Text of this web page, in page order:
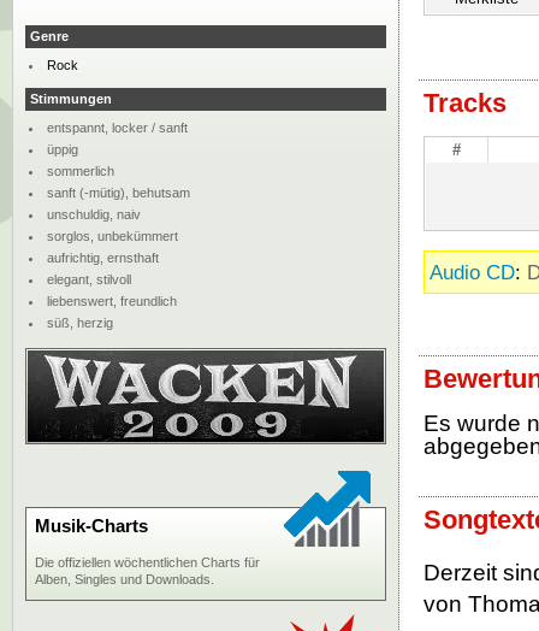
Tracks
#
Audio CD:
Es wurde
Derzeit
von
Genre
Rock
Stimmungen
entspannt, locker / sanft
üppig
sommerlich
sanft (-mütig), behutsam
unschuldig, naiv
sorglos, unbekümmert
aufrichtig, ernsthaft
elegant, stilvoll
liebenswert, freundlich
süß, herzig
Musik-Charts
Die offiziellen wöchentlichen Charts für
Alben, Singles und Downloads.